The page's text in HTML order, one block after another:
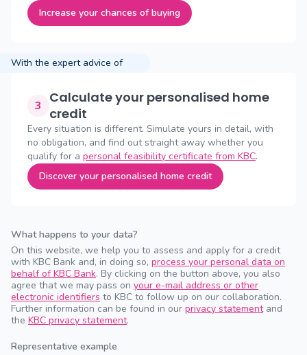
Increase your chances of buying
With the expert advice of
3
Calculate your personalised home
credit
Every situation is different. Simulate yours in detail, with
no obligation, and find out straight away whether you
qualify for a personal feasibility certificate from KBC.
Discover your personalised home credit
What happens to your data?
On this website, we help you to assess and apply for a credit
with KBC Bank and, in doing so, process your personal data on
behalf of KBC Bank. By clicking on the button above, you also
agree that we may pass on your e-mail address or other
electronic identifiers to KBC to follow up on our collaboration.
Further information can be found in our privacy statementand
the KBC privacy statement.
Representative example